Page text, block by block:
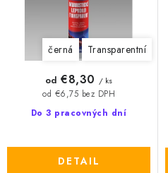
černá Transparentní
Do 3 pracovných dní
od €6,75 bez DPH
od €8,30 / ks
DETAIL